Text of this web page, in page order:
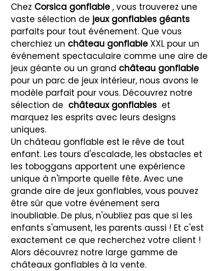
Chez Corsica gonflable , vous trouverez une
vaste sélection de jeux gonflables géants
parfaits pour tout événement. Que vous
cherchiez un château gonflable XXL pour un
événement spectaculaire comme une aire de
jeux géante ou un grand château gonflable
pour un parc de jeux intérieur, nous avons le
modèle parfait pour vous. Découvrez notre
sélection de châteaux gonflables et
marquez les esprits avec leurs designs
uniques.
Un château gonflable est le rêve de tout
enfant. Les tours d'escalade, les obstacles et
les toboggans apportent une expérience
unique à n'importe quelle fête. Avec une
grande aire de jeux gonflables, vous pouvez
être sûr que votre événement sera
inoubliable. De plus, n'oubliez pas que si les
enfants s'amusent, les parents aussi ! Et c'est
exactement ce que recherchez votre client !
Alors découvrez notre large gamme de
châteaux gonflables à la vente.